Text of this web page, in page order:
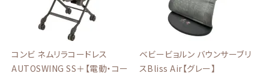
コンビ ネムリラコードレス
AUTOSWING SS＋【電動・コー
ベビービョルン バウンサーブリ
スBliss Air【グレー】